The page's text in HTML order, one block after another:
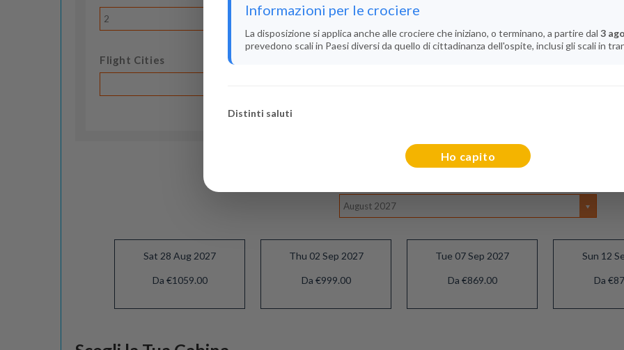
2 0
Flight Cities
Selezionare Il Mese
August 2027
Sat 28 Aug 2027
Da €1059.00
Thu 02 Sep 2027
Da €999.00
Tue 07 Sep 2027
Da €869.00
Sun 12
Da
Informazioni per le crociere
La disposizione si applica anche alle crociere che iniziano, o terminano, a partire dal 3
prevedono scali in Paesi diversi da quello di cittadinanza dell'ospite, inclusi gli scali in
Distinti saluti
Ho capito